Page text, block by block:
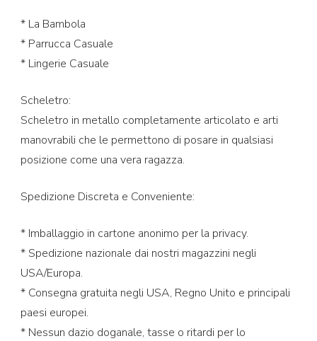
* La Bambola
* Parrucca Casuale
* Lingerie Casuale
Scheletro:
Scheletro in metallo completamente articolato e arti
manovrabili che le permettono di posare in qualsiasi
posizione come una vera ragazza.
Spedizione Discreta e Conveniente:
* Imballaggio in cartone anonimo per la privacy.
* Spedizione nazionale dai nostri magazzini negli
USA/Europa.
* Consegna gratuita negli USA, Regno Unito e principali
paesi europei.
* Nessun dazio doganale, tasse o ritardi per lo